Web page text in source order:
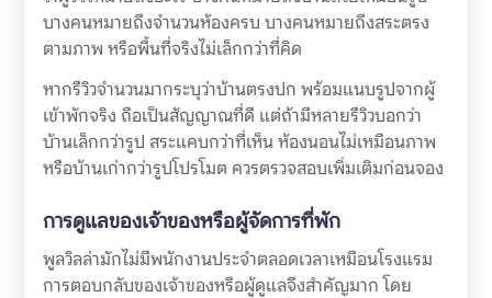
บางคนหมายถึงจำนวนห้องครบ บางคนหมายถึงสระตรง
ตามภาพ หรือพื้นที่จริงไม่เล็กกว่าที่คิด
หากรีวิวจำนวนมากระบุว่าบ้านตรงปก พร้อมแนบรูปจากผู้
เข้าพักจริง ถือเป็นสัญญาณที่ดี แต่ถ้ามีหลายรีวิวบอกว่า
บ้านเล็กกว่ารูป สระแคบกว่าที่เห็น ห้องนอนไม่เหมือนภาพ
หรือบ้านเก่ากว่ารูปโปรโมต ควรตรวจสอบเพิ่มเติมก่อนจอง
การดูแลของเจ้าของหรือผู้จัดการที่พัก
พูลวิลล่ามักไม่มีพนักงานประจำตลอดเวลาเหมือนโรงแรม
การตอบกลับของเจ้าของหรือผู้ดูแลจึงสำคัญมาก โดย